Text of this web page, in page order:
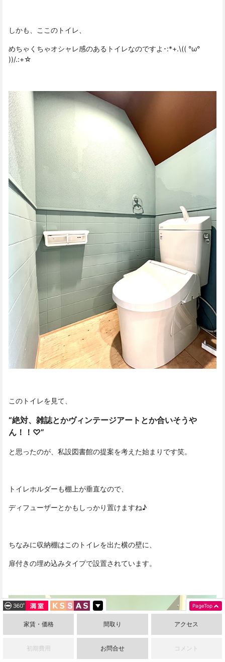
しかも、ここのトイレ、
めちゃくちゃオシャレ感のあるトイレなのですよ･:*+.\(( °ω°
))/.:+☆
このトイレを見て、
“絶対、雑誌とかヴィンテージアートとか合いそうや
ん！！♡”
と思ったのが、私設図書館の提案を考えた始まりです笑。
トイレホルダーも棚上が垂直なので、
ディフューザーとかもしっかり置けますね♪
ちなみに収納棚はこのトイレを出た横の壁に、
扉付きの埋め込みタイプで設置されています。
家賃・価格 間取り アクセス
初期費用 お問合せ コメント
PageTop